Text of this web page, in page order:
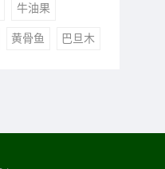
牛油果
黄骨鱼 巴旦木